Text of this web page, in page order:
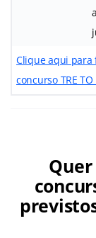
Clique aqui
concurso TRE